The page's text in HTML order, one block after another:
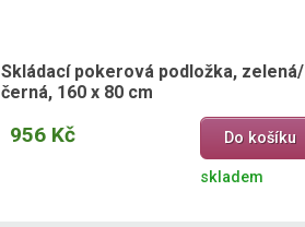
Skládací pokerová podložka, zelená/
černá, 160 x 80 cm
956 Kč Do košíku
skladem